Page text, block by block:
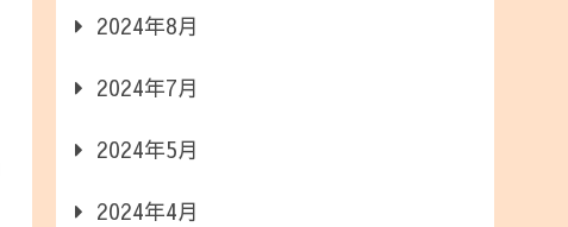
2024年8月
2024年7月
2024年5月
2024年4月